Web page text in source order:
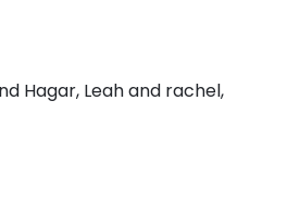
Hagar, Leah and rachel,